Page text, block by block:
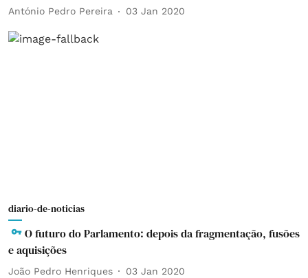
António Pedro Pereira 03 Jan 2020
diario-de-noticias
O futuro do Parlamento: depois da fragmentação, fusões
e aquisições
João Pedro Henriques 03 Jan 2020